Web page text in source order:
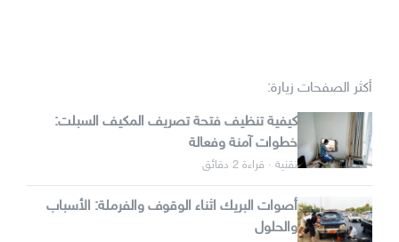
أكثر الصفحات زيارة:
كيفية تنظيف فتحة تصريف المكيف السبلت:
خطوات آمنة وفعالة
تقنية · قراءة 2 دقائق
أصوات البريك اثناء الوقوف والفرملة: الأسباب
والحلول